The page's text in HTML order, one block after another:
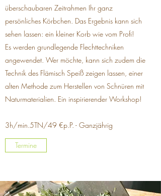
überschaubaren Zeitrahmen Ihr ganz
persönliches Körbchen. Das Ergebnis kann sich
sehen lassen: ein kleiner Korb wie vom Profi!
Es werden grundlegende Flechttechniken
angewendet. Wer möchte, kann sich zudem die
Technik des Flämisch Speiß zeigen lassen, einer
alten Methode zum Herstellen von Schnüren mit
Naturmaterialien. Ein inspirierender Workshop!
3h/min.5TN/49 €p.P. - Ganzjährig
Termine